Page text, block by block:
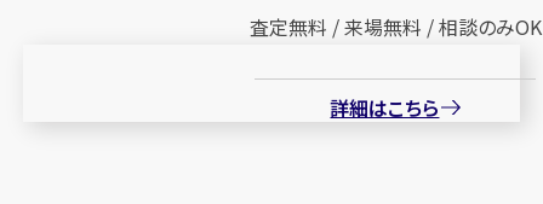
査定無料 / 来場無料 / 相談のみOK
詳細はこちら